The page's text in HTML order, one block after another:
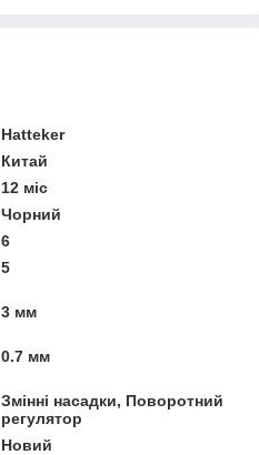
Hatteker
Китай
12 міс
Чорний
6
5
3 мм
0.7 мм
Змінні насадки, Поворотний
регулятор
Новий